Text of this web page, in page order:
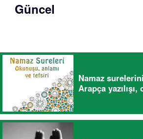
Güncel
Namaz
Arapça